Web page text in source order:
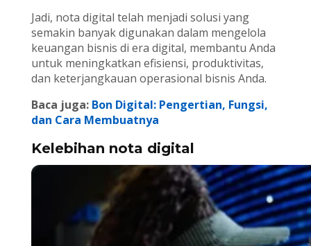
Jadi, nota digital telah menjadi solusi yang
semakin banyak digunakan dalam mengelola
keuangan bisnis di era digital, membantu Anda
untuk meningkatkan efisiensi, produktivitas,
dan keterjangkauan operasional bisnis Anda.
Baca juga: Bon Digital: Pengertian, Fungsi,
dan Cara Membuatnya
Kelebihan nota digital